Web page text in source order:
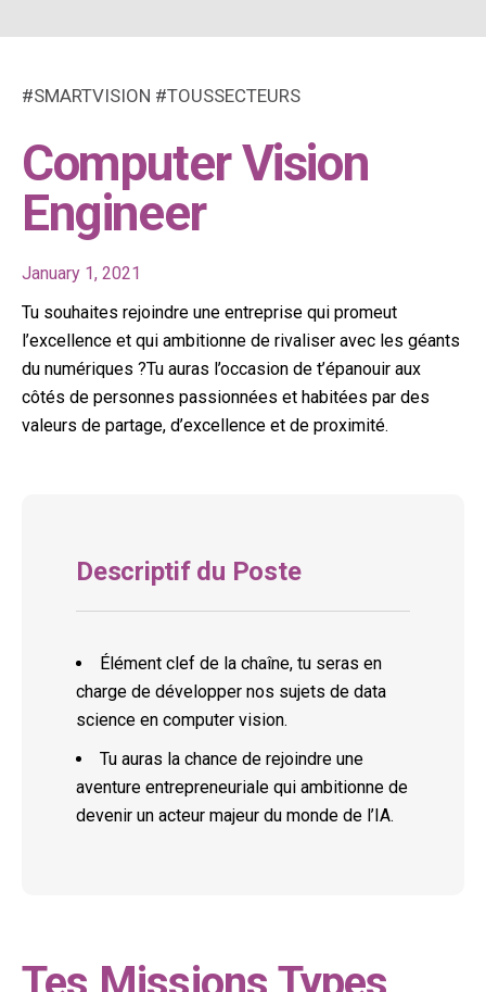
#SMARTVISION #TOUSSECTEURS
Computer Vision
Engineer
January 1, 2021
Tu souhaites rejoindre une entreprise qui promeut
l’excellence et qui ambitionne de rivaliser avec les géants
du numériques ?Tu auras l’occasion de t’épanouir aux
côtés de personnes passionnées et habitées par des
valeurs de partage, d’excellence et de proximité.
Descriptif du Poste
Élément clef de la chaîne, tu seras en
charge de développer nos sujets de data
science en computer vision.
Tu auras la chance de rejoindre une
aventure entrepreneuriale qui ambitionne de
devenir un acteur majeur du monde de l’IA.